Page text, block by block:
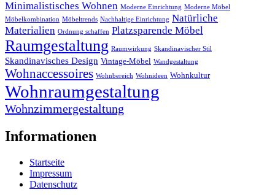
Minimalistisches Wohnen Moderne Einrichtung Moderne Möbel
Möbelkombination Möbeltrends Nachhaltige Einrichtung Natürliche
Materialien Ordnung schaffen Platzsparende Möbel
Raumgestaltung Raumwirkung Skandinavischer Stil
Skandinavisches Design Vintage-Möbel Wandgestaltung
Wohnaccessoires Wohnbereich Wohnideen Wohnkultur
Wohnraumgestaltung
Wohnzimmergestaltung
Informationen
Startseite
Impressum
Datenschutz